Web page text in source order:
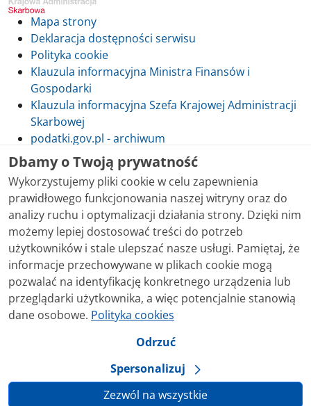
Mapa strony
Deklaracja dostępności serwisu
Polityka cookie
Klauzula informacyjna Ministra Finansów i
Gospodarki
Klauzula informacyjna Szefa Krajowej Administracji
Skarbowej
podatki.gov.pl - archiwum
Skontaktuj się z nami
Treści zamieszczone w serwisie udostępniamy
bezpłatnie. Korzystanie z treści opublikowanych w
serwisie podatki.gov.pl, niezależnie od celu i sposobu
korzystania, nie wymaga zgody Ministerstwa Finansów.
Treści znaczone w serwisie jako treści będące
przedmiotem praw autorskich, o ile nie jest to
stwierdzone inaczej, są udostępniane na licencji
Dbamy o Twoją prywatność
Wykorzystujemy pliki cookie w celu zapewnienia
prawidłowego funkcjonowania naszej witryny oraz do
analizy ruchu i optymalizacji działania strony. Dzięki nim
możemy lepiej dostosować treści do potrzeb
użytkowników i stale ulepszać nasze usługi. Pamiętaj, że
informacje przechowywane w plikach cookie mogą
pozwalać na identyfikację konkretnego urządzenia lub
przeglądarki użytkownika, a więc potencjalnie stanowią
dane osobowe. Polityka cookies
Odrzuć
Spersonalizuj
Zezwól na wszystkie